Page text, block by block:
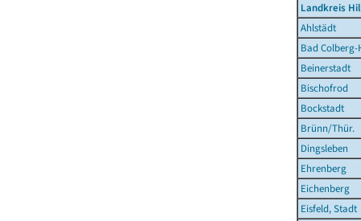
Landkreis
Ahlstädt
Bad
Beinerstadt
Bischofrod
Bockstadt
Brünn/Thür.
Dingsleben
Ehrenberg
Eichenberg
Eisfeld, Stadt